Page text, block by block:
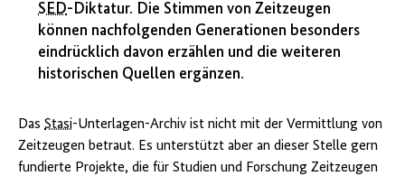
SED-Diktatur. Die Stimmen von Zeitzeugen
können nachfolgenden Generationen besonders
eindrücklich davon erzählen und die weiteren
historischen Quellen ergänzen.
Das Stasi-Unterlagen-Archiv ist nicht mit der Vermittlung von
Zeitzeugen betraut. Es unterstützt aber an dieser Stelle gern
fundierte Projekte, die für Studien und Forschung Zeitzeugen